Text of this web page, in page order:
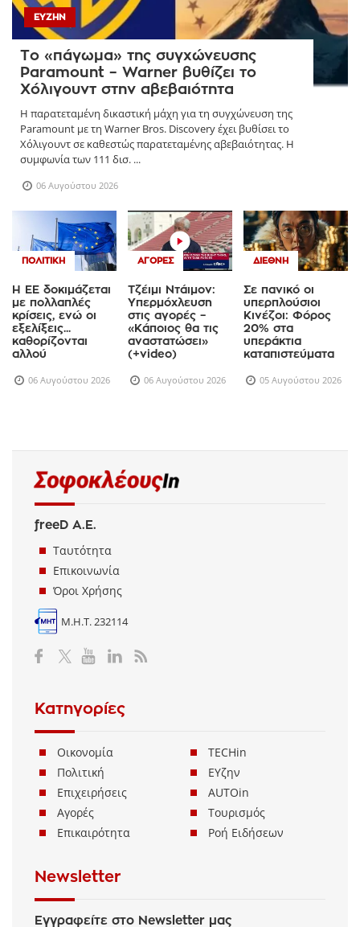
ΕΥΖΗΝ
Το «πάγωμα» της συγχώνευσης
Paramount – Warner βυθίζει το
Χόλιγουντ στην αβεβαιότητα
Η παρατεταμένη δικαστική μάχη για τη συγχώνευση της
Paramount με τη Warner Bros. Discovery έχει βυθίσει το
Χόλιγουντ σε καθεστώς παρατεταμένης αβεβαιότητας. Η
συμφωνία των 111 δισ. ...
Η ΕΕ δοκιμάζεται
με πολλαπλές
κρίσεις, ενώ οι
εξελίξεις...
καθορίζονται
Τζέιμι Ντάιμον:
Υπερμόχλευση
στις αγορές –
«Κάποιος θα τις
αναστατώσει»
Σε πανικό οι
υπερπλούσιοι
Κινέζοι: Φόρος
20% στα
υπεράκτια
freeD Α.Ε.
Ταυτότητα
Επικοινωνία
Όροι Χρήσης
Κατηγορίες
Οικονομία
Πολιτική
Επιχειρήσεις
Αγορές
TECHin
ΕΥζην
AUTOin
Τουρισμός
Newsletter